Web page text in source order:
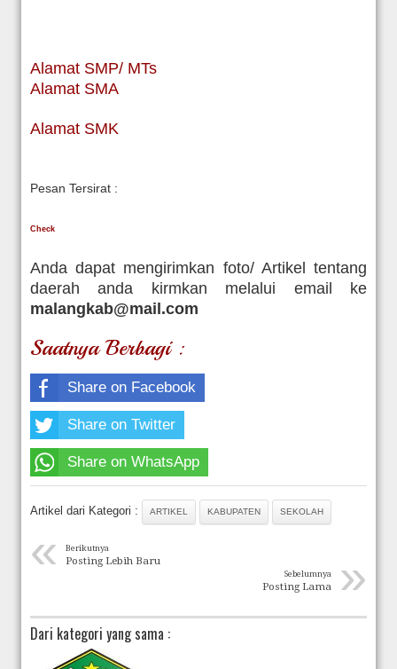
Alamat SMP/ MTs
Alamat SMA
Alamat SMK
Pesan Tersirat :
Check
Anda dapat mengirimkan foto/ Artikel tentang
daerah anda kirmkan melalui email ke
malangkab@mail.com
Saatnya Berbagi :
Share on Facebook
Share on Twitter
Share on WhatsApp
Artikel dari Kategori : ARTIKEL KABUPATEN SEKOLAH
« Berikutnya
Posting Lebih Baru »
Sebelumnya
Posting Lama
Dari kategori yang sama :